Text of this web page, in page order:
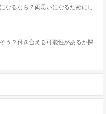
なるなら？両思いになるためにし
う？付き合える可能性があるか探